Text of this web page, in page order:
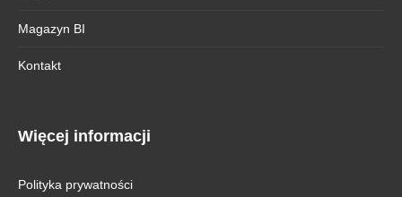
Magazyn BI
Kontakt
Więcej informacji
Polityka prywatności